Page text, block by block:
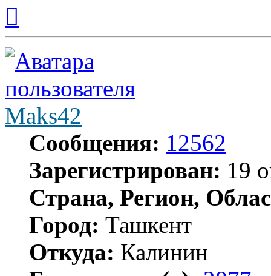
началу
Maks42
Сообщения: 12562
Зарегистрирован: 19
Страна, Регион,
Город: Ташкент
Откуда: Калинин